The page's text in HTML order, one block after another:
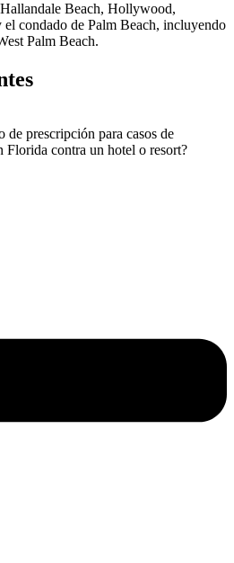
Beach, Hollywood,
condado de Palm Beach, incluyendo
Palm Beach.
de prescripción para casos de
Florida contra un hotel o resort?